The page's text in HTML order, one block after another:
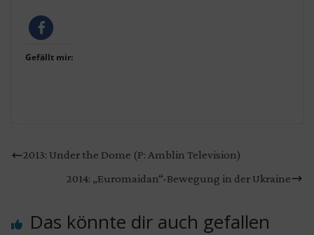
Gefällt mir:
2013: Under the Dome (P: Amblin Television)
2014: „Euromaidan“-Bewegung in der Ukraine
Das könnte dir auch gefallen